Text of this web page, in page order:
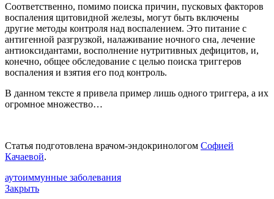
Соответственно, помимо поиска причин, пусковых факторов
воспаления щитовидной железы, могут быть включены
другие методы контроля над воспалением. Это питание с
антигенной разгрузкой, налаживание ночного сна, лечение
антиоксидантами, восполнение нутритивных дефицитов, и,
конечно, общее обследование с целью поиска триггеров
воспаления и взятия его под контроль.
В данном тексте я привела пример лишь одного триггера, а их
огромное множество…
Статья подготовлена врачом-эндокринологом Софией
Качаевой.
аутоиммунные заболевания
Закрыть